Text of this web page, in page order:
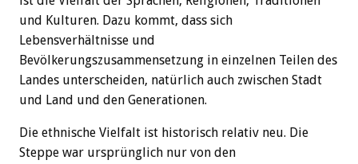
und Kulturen. Dazu kommt, dass sich
Lebensverhältnisse und
Bevölkerungszusammensetzung in einzelnen Teilen des
Landes unterscheiden, natürlich auch zwischen Stadt
und Land und den Generationen.
Die ethnische Vielfalt ist historisch relativ neu. Die
Steppe war ursprünglich nur von den